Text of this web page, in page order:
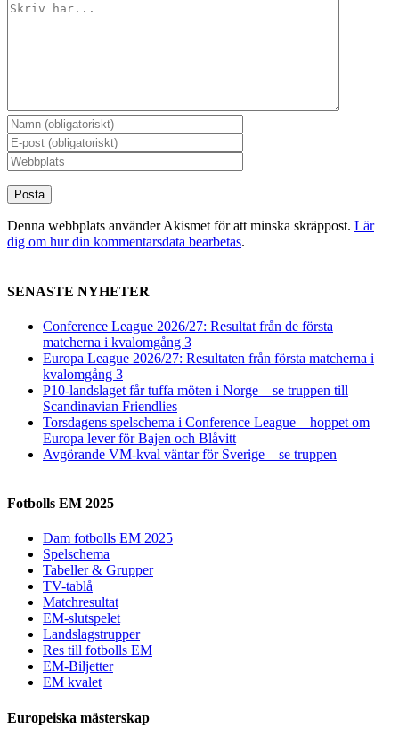
Denna webbplats använder Akismet för att minska skräppost. Lär
dig om hur din kommentarsdata bearbetas.
SENASTE NYHETER
Conference League 2026/27: Resultat från de första
matcherna i kvalomgång 3
Europa League 2026/27: Resultaten från första matcherna i
kvalomgång 3
P10-landslaget får tuffa möten i Norge – se truppen till
Scandinavian Friendlies
Torsdagens spelschema i Conference League – hoppet om
Europa lever för Bajen och Blåvitt
Avgörande VM-kval väntar för Sverige – se truppen
Fotbolls EM 2025
Dam fotbolls EM 2025
Spelschema
Tabeller & Grupper
TV-tablå
Matchresultat
EM-slutspelet
Landslagstrupper
Res till fotbolls EM
EM-Biljetter
EM kvalet
Europeiska mästerskap